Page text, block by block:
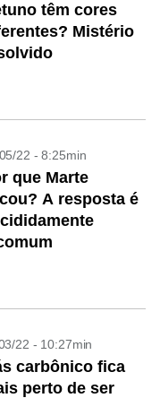
têm cores
Mistério
22 - 8:25min
que Marte
A resposta é
22 - 10:27min
carbônico fica
perto de ser